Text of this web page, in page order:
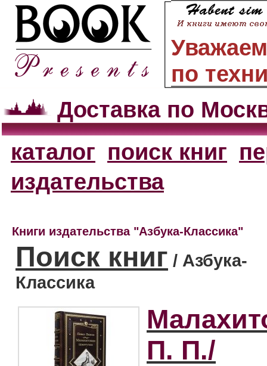
по
Доставка по
каталог поиск книг
издательства
Книги издательства "Азбука-Классика"
Поиск книг / Азбука-
Классика
П. П./